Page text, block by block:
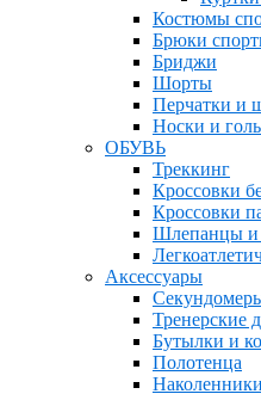
Костюмы
Брюки
Бриджи
Шорты
Перчатки и
Носки и
ОБУВЬ
Треккинг
Кроссовки
Кроссовки
Шлепанцы и
Аксессуары
Тренерские
Бутылки и
Полотенца
Наколенники